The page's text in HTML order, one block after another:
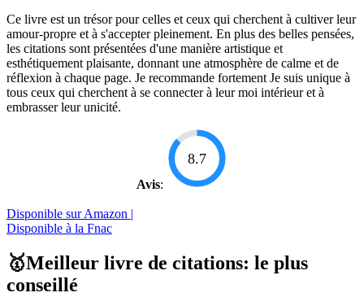
Ce livre est un trésor pour celles et ceux qui cherchent à cultiver leur
amour-propre et à s'accepter pleinement. En plus des belles pensées,
les citations sont présentées d'une manière artistique et
esthétiquement plaisante, donnant une atmosphère de calme et de
réflexion à chaque page. Je recommande fortement Je suis unique à
tous ceux qui cherchent à se connecter à leur moi intérieur et à
embrasser leur unicité.
Avis:
8.7
Disponible sur Amazon |
Disponible à la Fnac
🥇Meilleur livre de citations: le plus
conseillé